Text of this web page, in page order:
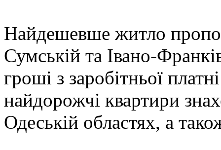
Найдешевше житло
Сумській та Івано-
гроші з заробітньої
найдорожчі квартири
Одеській областях, а